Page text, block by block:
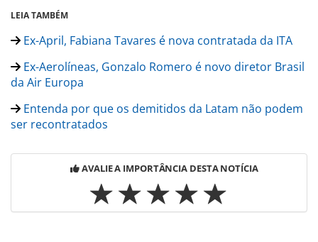
LEIA TAMBÉM
Ex-April, Fabiana Tavares é nova contratada da ITA
Ex-Aerolíneas, Gonzalo Romero é novo diretor Brasil
da Air Europa
Entenda por que os demitidos da Latam não podem
ser recontratados
AVALIE A IMPORTÂNCIA DESTA NOTÍCIA